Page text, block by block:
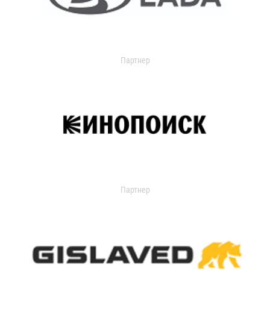
Партнер
Партнер